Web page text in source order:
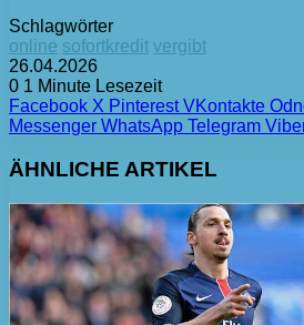
Schlagwörter
online sofortkredit vergibt
26.04.2026
0 1 Minute Lesezeit
Facebook X Pinterest VKontakte
Messenger WhatsApp Telegram
ÄHNLICHE ARTIKEL